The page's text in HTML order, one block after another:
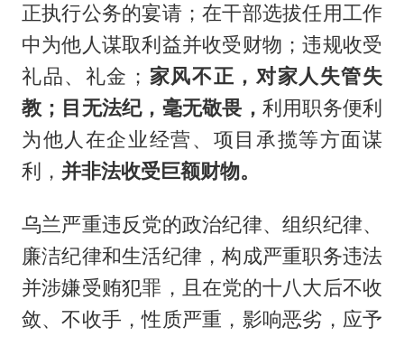
正执行公务的宴请；在干部选拔任用工作
中为他人谋取利益并收受财物；违规收受
礼品、礼金； 家风不正，对家人失管失
教；目无法纪，毫无敬畏， 利用职务便利
为他人在企业经营、项目承揽等方面谋
利， 并非法收受巨额财物。
乌兰严重违反党的政治纪律、组织纪律、
廉洁纪律和生活纪律，构成严重职务违法
并涉嫌受贿犯罪，且在党的十八大后不收
敛、不收手，性质严重，影响恶劣，应予